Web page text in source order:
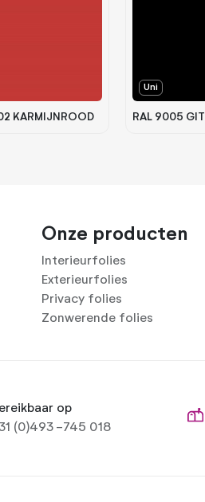
KARMIJNROOD
Uni
RAL 9005
Onze producten
Interieurfolies
Exterieurfolies
Privacy folies
Zonwerende folies
op
(0)493 -745 018